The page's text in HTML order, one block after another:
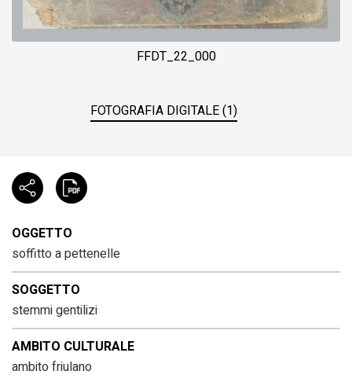
FFDT_22_000
FOTOGRAFIA DIGITALE (1)
OGGETTO
soffitto a pettenelle
SOGGETTO
stemmi gentilizi
AMBITO CULTURALE
ambito friulano